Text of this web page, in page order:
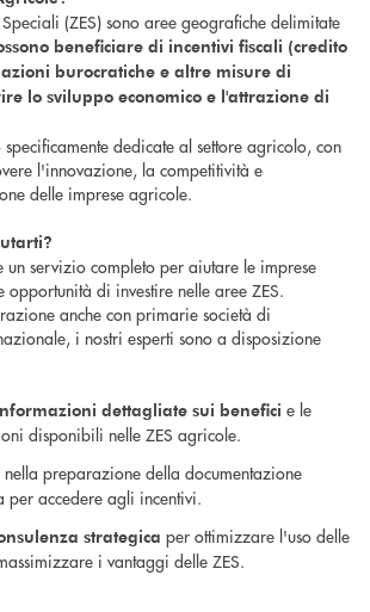
(ZES) sono aree geografiche delimitate
beneficiare di incentivi fiscali (credito
burocratiche e altre misure di
lo sviluppo economico e l'attrazione di
specificamente dedicate al settore agricolo, con
l'innovazione, la competitività e
delle imprese agricole.
un servizio completo per aiutare le imprese
di investire nelle aree ZES.
anche con primarie società di
i nostri esperti sono a disposizione
dettagliate sui benefici e le
disponibili nelle ZES agricole.
nella preparazione della documentazione
per accedere agli incentivi.
strategica per ottimizzare l'uso delle
i vantaggi delle ZES.